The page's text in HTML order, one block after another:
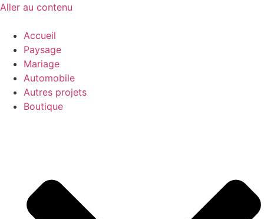
Aller au contenu
Accueil
Paysage
Mariage
Automobile
Autres projets
Boutique